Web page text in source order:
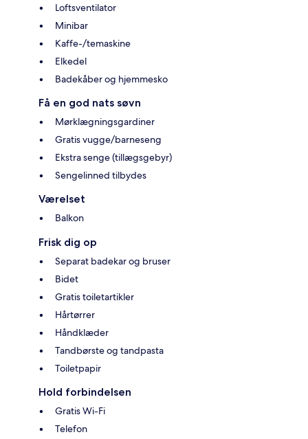
Loftsventilator
Minibar
Kaffe-/temaskine
Elkedel
Badekåber og hjemmesko
Få en god nats søvn
Mørklægningsgardiner
Gratis vugge/barneseng
Ekstra senge (tillægsgebyr)
Sengelinned tilbydes
Værelset
Balkon
Frisk dig op
Separat badekar og bruser
Bidet
Gratis toiletartikler
Hårtørrer
Håndklæder
Tandbørste og tandpasta
Toiletpapir
Hold forbindelsen
Gratis Wi-Fi
Telefon